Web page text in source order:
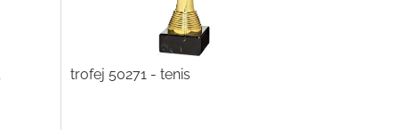
trofej 50271 - tenis